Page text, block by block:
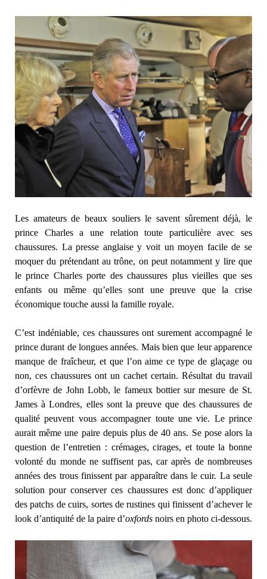
Les amateurs de beaux souliers le savent sûrement déjà, le
prince Charles a une relation toute particulière avec ses
chaussures. La presse anglaise y voit un moyen facile de se
moquer du prétendant au trône, on peut notamment y lire que
le prince Charles porte des chaussures plus vieilles que ses
enfants ou même qu’elles sont une preuve que la crise
économique touche aussi la famille royale.
C’est indéniable, ces chaussures ont surement accompagné le
prince durant de longues années. Mais bien que leur apparence
manque de fraîcheur, et que l’on aime ce type de glaçage ou
non, ces chaussures ont un cachet certain. Résultat du travail
d’orfèvre de John Lobb, le fameux bottier sur mesure de St.
James à Londres, elles sont la preuve que des chaussures de
qualité peuvent vous accompagner toute une vie. Le prince
aurait même une paire depuis plus de 40 ans. Se pose alors la
question de l’entretien : crémages, cirages, et toute la bonne
volonté du monde ne suffisent pas, car après de nombreuses
années des trous finissent par apparaître dans le cuir. La seule
solution pour conserver ces chaussures est donc d’appliquer
des patchs de cuirs, sortes de rustines qui finissent d’achever le
look d’antiquité de la paire d’oxfords noirs en photo ci-dessous.